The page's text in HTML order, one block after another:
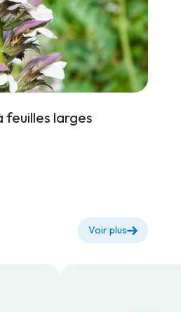
feuilles larges
Voir plus